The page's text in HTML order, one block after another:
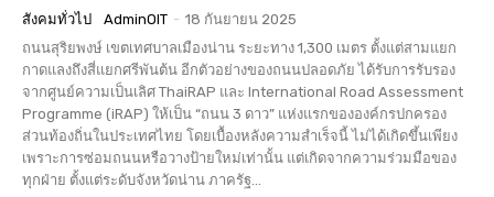
สังคมทั่วไป AdminOIT - 18 กันยายน 2025
ถนนสุริยพงษ์ เขตเทศบาลเมืองน่าน ระยะทาง 1,300 เมตร ตั้งแต่สามแยก
กาดแลงถึงสี่แยกศรีพันต้น อีกตัวอย่างของถนนปลอดภัย ได้รับการรับรอง
จากศูนย์ความเป็นเลิศ ThaiRAP และ International Road Assessment
Programme (iRAP) ให้เป็น “ถนน 3 ดาว” แห่งแรกขององค์กรปกครอง
ส่วนท้องถิ่นในประเทศไทย โดยเบื้องหลังความสำเร็จนี้ ไม่ได้เกิดขึ้นเพียง
เพราะการซ่อมถนนหรือวางป้ายใหม่เท่านั้น แต่เกิดจากความร่วมมือของ
ทุกฝ่าย ตั้งแต่ระดับจังหวัดน่าน ภาครัฐ...